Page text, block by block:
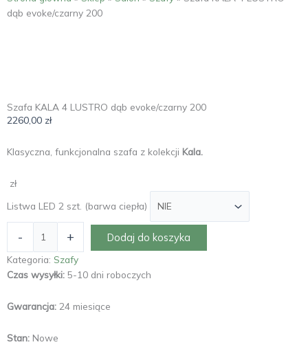
dąb evoke/czarny 200
Szafa KALA 4 LUSTRO dąb evoke/czarny 200
2260,00 zł
Klasyczna, funkcjonalna szafa z kolekcji Kala.
zł
Listwa LED 2 szt. (barwa ciepła)
- + Dodaj do koszyka
Kategoria: Szafy
Czas wysyłki: 5-10 dni roboczych
Gwarancja: 24 miesiące
Stan: Nowe